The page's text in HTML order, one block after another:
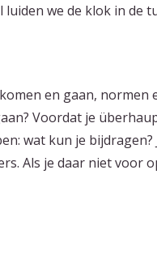
we de klok in de
en gaan, normen
Voordat je
wat kun je bijdragen?
Als je daar niet voor